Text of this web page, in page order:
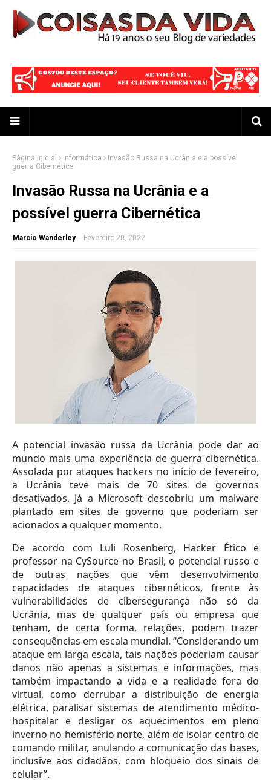
Página inicial Informática
Invasão Russa na Ucrânia e a possível
guerra Cibernética
Invasão Russa na Ucrânia e a
possível guerra Cibernética
Marcio Wanderley - Fevereiro 20, 2022
A potencial invasão russa da Ucrânia pode dar ao
mundo mais uma experiência de guerra cibernética.
Assolada por ataques hackers no início de fevereiro,
a Ucrânia teve mais de 70 sites de governos
desativados. Já a Microsoft descobriu um malware
plantado em sites de governo que poderiam ser
acionados a qualquer momento.
De acordo com Luli Rosenberg, Hacker Ético e
professor na CySource no Brasil, o potencial russo e
de outras nações que vêm desenvolvimento
capacidades de ataques cibernéticos, frente às
vulnerabilidades de cibersegurança não só da
Ucrânia, mas de qualquer país ou empresa que
tenham, de certa forma, relações, podem trazer
consequências em escala mundial. “Considerando um
ataque em larga escala, tais nações poderiam causar
danos não apenas a sistemas e informações, mas
também impactando a vida e a realidade fora do
virtual, como derrubar a distribuição de energia
elétrica, paralisar sistemas de atendimento médico-
hospitalar e desligar os aquecimentos em pleno
inverno no hemisfério norte, além de isolar centro de
comando militar, anulando a comunicação das bases,
inclusive aos cidadãos, com bloqueio dos sinais de
celular”.